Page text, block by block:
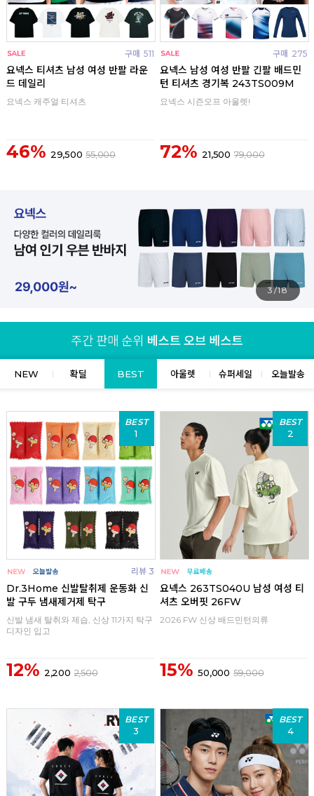
구매 511
요넥스 티셔츠 남성 여성 반팔 라운
드 데일리
요넥스 캐주얼 티셔츠
46% 29,500 55,000
구매 275
요넥스 남성 여성 반팔 긴팔 배드민
턴 티셔츠 경기복 243TS009M
요넥스 시즌오프 아울렛!
72% 21,500 79,000
4/18
NEW 확딜 BEST 아울렛 슈퍼세일 오늘발송
BEST
1
리뷰 3
Dr.3Home 신발탈취제 운동화 신
발 구두 냄새제거제 탁구
신발 냄새 탈취와 제습, 신상 11가지 탁구
디자인 입고
12% 2,200 2,500
BEST
2
요넥스 263TS040U 남성 여성 티
셔츠 오버핏 26FW
2026 FW 신상 배드민턴의류
15% 50,000 59,000
BEST
3
BEST
4